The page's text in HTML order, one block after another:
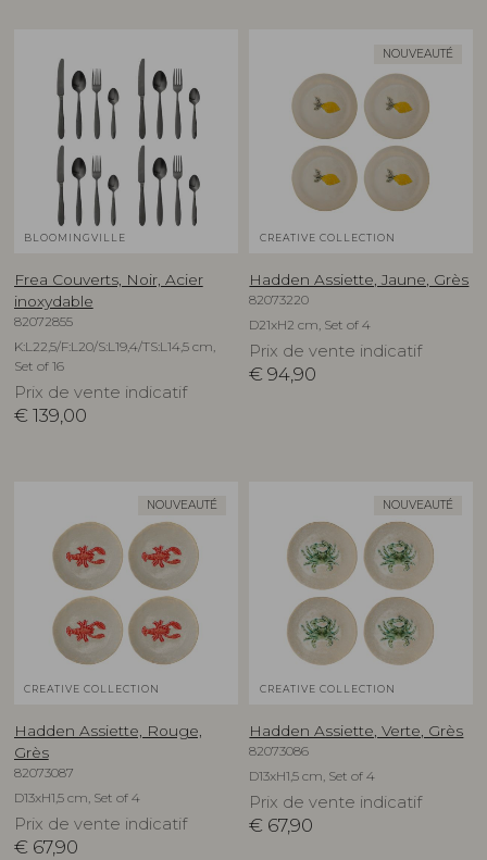
BLOOMINGVILLE
Frea Couverts, Noir, Acier
inoxydable
82072855
K:L22,5/F:L20/S:L19,4/TS:L14,5 cm,
Set of 16
Prix de vente indicatif
€ 139,00
NOUVEAUTÉ
CREATIVE COLLECTION
Hadden Assiette, Jaune, Grès
82073220
D21xH2 cm, Set of 4
Prix de vente indicatif
€ 94,90
NOUVEAUTÉ
CREATIVE COLLECTION
Hadden Assiette, Rouge,
Grès
82073087
D13xH1,5 cm, Set of 4
Prix de vente indicatif
€ 67,90
NOUVEAUTÉ
CREATIVE COLLECTION
Hadden Assiette, Verte, Grès
82073086
D13xH1,5 cm, Set of 4
Prix de vente indicatif
€ 67,90